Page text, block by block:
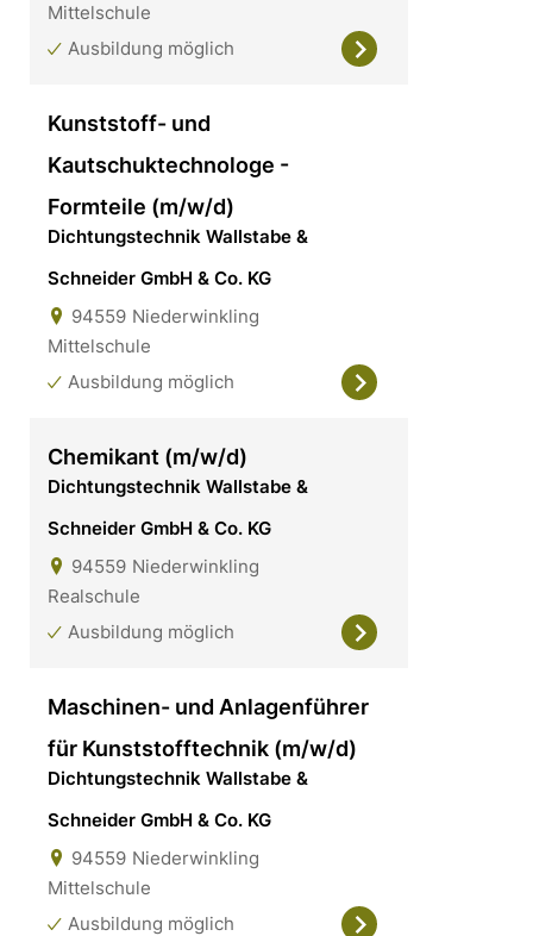
Mittelschule
Ausbildung möglich
Kunststoff- und
Kautschuktechnologe -
Formteile (m/w/d)
Dichtungstechnik Wallstabe &
Schneider GmbH & Co. KG
94559 Niederwinkling
Mittelschule
Ausbildung möglich
Chemikant (m/w/d)
Dichtungstechnik Wallstabe &
Schneider GmbH & Co. KG
94559 Niederwinkling
Realschule
Ausbildung möglich
Maschinen- und Anlagenführer
für Kunststofftechnik (m/w/d)
Dichtungstechnik Wallstabe &
Schneider GmbH & Co. KG
94559 Niederwinkling
Mittelschule
Ausbildung möglich